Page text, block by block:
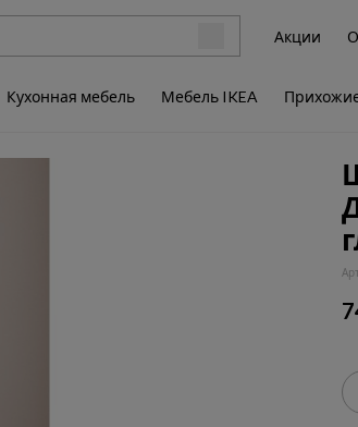
Акции
Кухонная мебель Мебель IKEA